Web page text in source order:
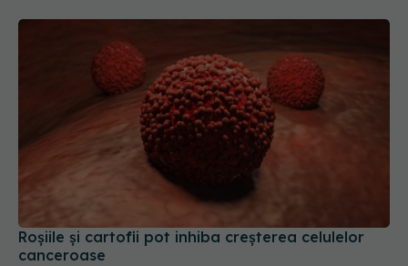
Roșiile și cartofii pot inhiba creșterea celulelor
canceroase